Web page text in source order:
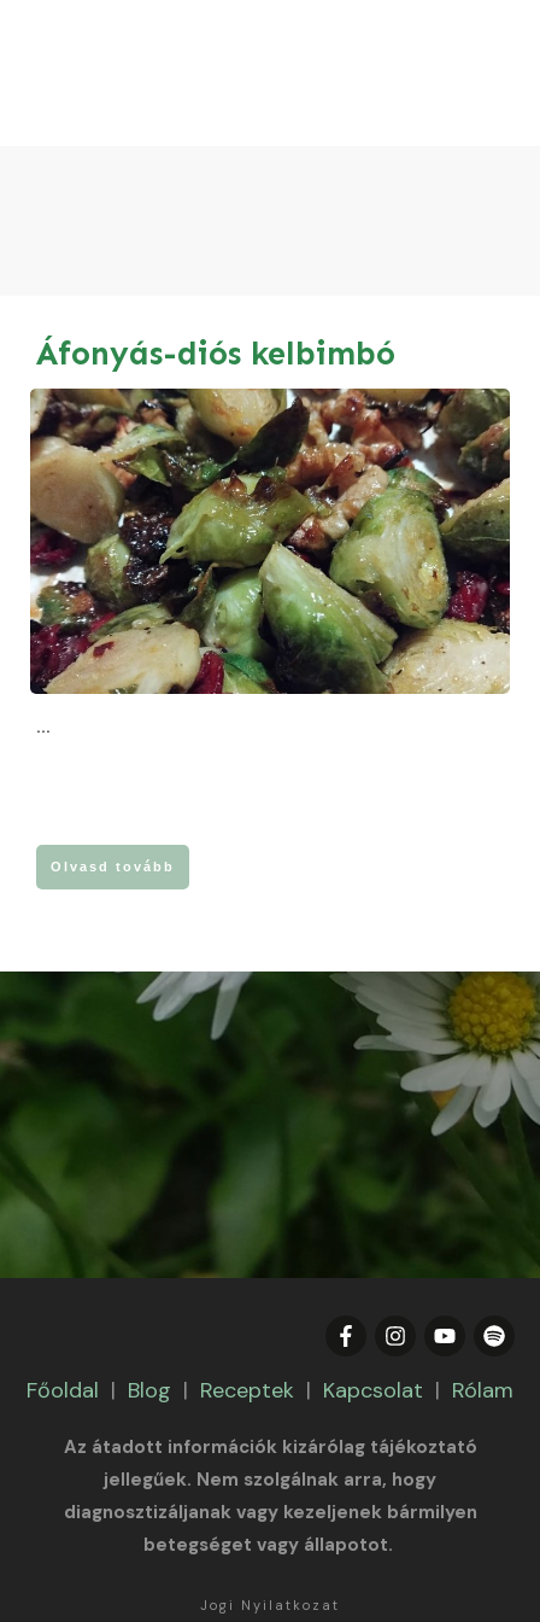
Áfonyás-diós kelbimbó
...
Olvasd tovább
Főoldal | Blog | Receptek | Kapcsolat | Rólam
Az átadott információk kizárólag tájékoztató
jellegűek. Nem szolgálnak arra, hogy
diagnosztizáljanak vagy kezeljenek bármilyen
betegséget vagy állapotot.
Jogi Nyilatkozat